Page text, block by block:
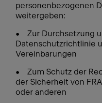
personenbezogenen
weitergeben:
• Zur Durchsetzung
Datenschutzrichtlinie
Vereinbarungen
• Zum Schutz der
der Sicherheit von
oder anderen